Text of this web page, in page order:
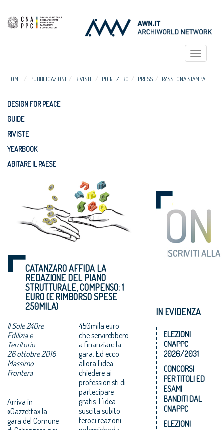
Toggle
HOME PUBBLICAZIONI RIVISTE POINT ZERO PRESS RASSEGNA STAMPA
DESIGN FOR PEACE
GUIDE
RIVISTE
YEARBOOK
ABITARE IL PAESE
CATANZARO AFFIDA LA
REDAZIONE DEL PIANO
STRUTTURALE, COMPENSO: 1
EURO (E RIMBORSO SPESE
250MILA)
Il Sole 24Ore
Edilizia e
Territorio
26 ottobre 2016
Massimo
Frontera
Arriva in
«Gazzetta» la
gara del Comune
450mila euro
che servirebbero
a finanziare la
gara. Ed ecco
allora l'idea:
chiedere ai
professionisti di
partecipare
gratis. L'idea
suscita subito
feroci reazioni
IN EVIDENZA
ELEZIONI
CNAPPC
2026/2031
CONCORSI
PER TITOLI ED
ESAMI
BANDITI DAL
CNAPPC
ELEZIONI